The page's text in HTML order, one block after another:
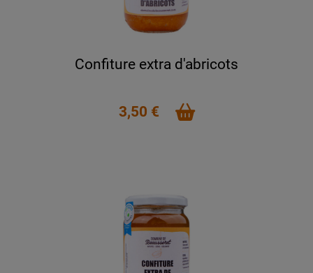
Confiture extra d'abricots
3,50 €